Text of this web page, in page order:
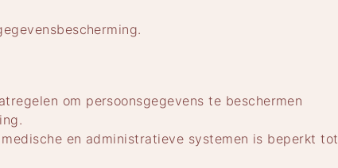
om persoonsgegevens te beschermen
en administratieve systemen is beperkt tot